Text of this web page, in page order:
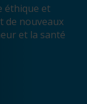
éthique et
de nouveaux
et la santé